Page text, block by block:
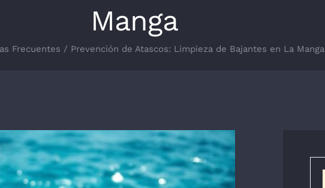
Manga
Frecuentes Prevención de Atascos: Limpieza de Bajantes en La Manga